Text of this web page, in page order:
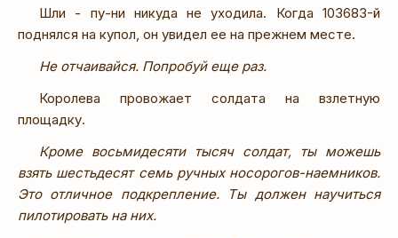
Шли - пу-ни никуда не уходила. Когда 103683-й
поднялся на купол, он увидел ее на прежнем месте.
Не отчаивайся. Попробуй еще раз.
Королева провожает солдата на взлетную
площадку.
Кроме восьмидесяти тысяч солдат, ты можешь
взять шестьдесят семь ручных носорогов-наемников.
Это отличное подкрепление. Ты должен научиться
пилотировать на них.